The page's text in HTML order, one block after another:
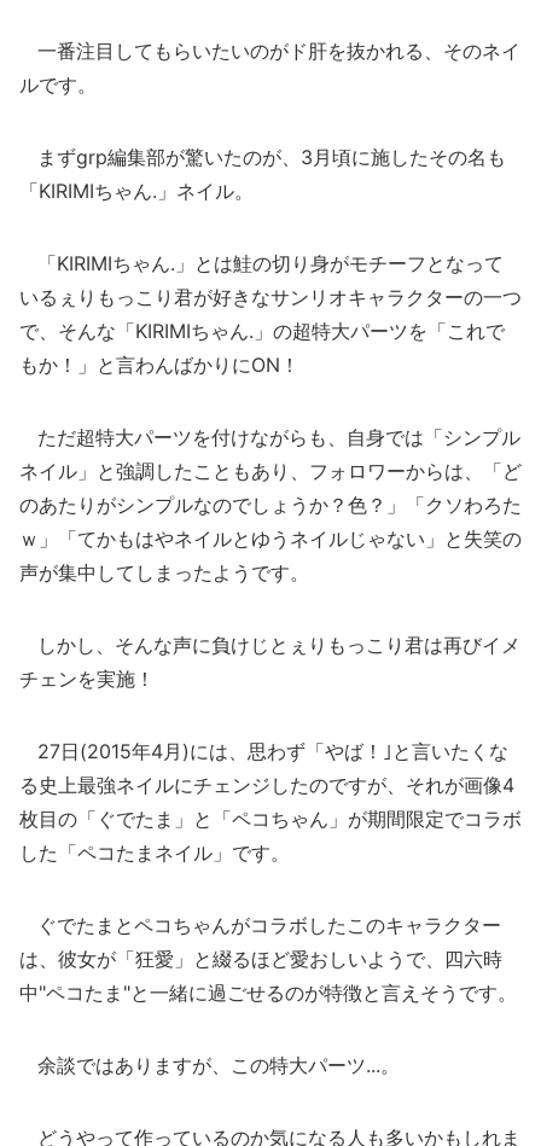
一番注目してもらいたいのがド肝を抜かれる、そのネイ
ルです。
まずgrp編集部が驚いたのが、3月頃に施したその名も
「KIRIMIちゃん.」ネイル。
「KIRIMIちゃん.」とは鮭の切り身がモチーフとなって
いるぇりもっこり君が好きなサンリオキャラクターの一つ
で、そんな「KIRIMIちゃん.」の超特大パーツを「これで
もか！」と言わんばかりにON！
ただ超特大パーツを付けながらも、自身では「シンプル
ネイル」と強調したこともあり、フォロワーからは、「ど
のあたりがシンプルなのでしょうか？色？」「クソわろた
ｗ」「てかもはやネイルとゆうネイルじゃない」と失笑の
声が集中してしまったようです。
しかし、そんな声に負けじとぇりもっこり君は再びイメ
チェンを実施！
27日(2015年4月)には、思わず「やば！｣と言いたくな
る史上最強ネイルにチェンジしたのですが、それが画像4
枚目の「ぐでたま」と「ペコちゃん」が期間限定でコラボ
した「ペコたまネイル」です。
ぐでたまとペコちゃんがコラボしたこのキャラクター
は、彼女が「狂愛」と綴るほど愛おしいようで、四六時
中"ペコたま"と一緒に過ごせるのが特徴と言えそうです。
余談ではありますが、この特大パーツ...。
どうやって作っているのか気になる人も多いかもしれま